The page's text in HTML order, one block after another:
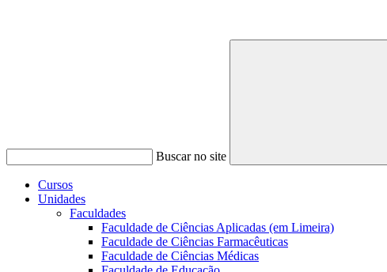
Buscar no site
Buscar
Cursos
Unidades
Faculdades
Faculdade de Ciências Aplicadas (em Limeira)
Faculdade de Ciências Farmacêuticas
Faculdade de Ciências Médicas